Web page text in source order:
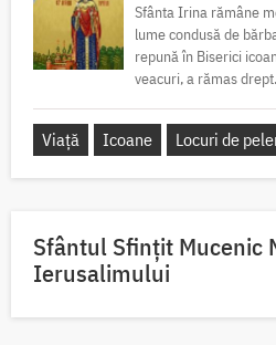
Sfânta Irina rămâne
lume condusă de
repună în Biserici
veacuri, a rămas
Viață Icoane Locuri de
Sfântul Sfinţit Mucenic
Ierusalimului